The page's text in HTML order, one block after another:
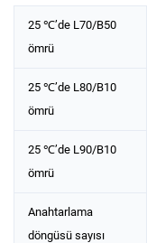
25 ℃’de L70/B50
ömrü
25 ℃’de L80/B10
ömrü
25 ℃’de L90/B10
ömrü
Anahtarlama
döngüsü sayısı